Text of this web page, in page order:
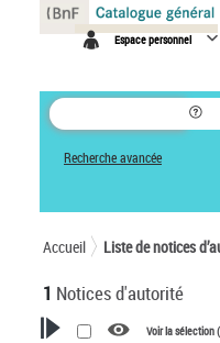
Espace personnel
Recherche avancée
Accueil Liste de notices
1 Notices d'autorité
Voir la sélection (
Panneau de gestion des cookies